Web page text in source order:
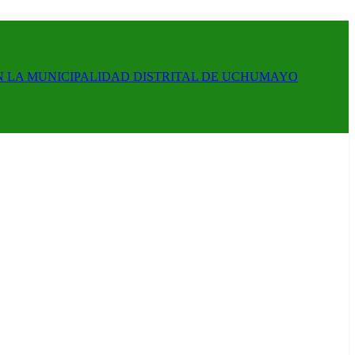
LA MUNICIPALIDAD DISTRITAL DE UCHUMAYO